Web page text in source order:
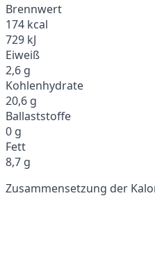
Brennwert
174 kcal
729 kJ
Eiweiß
2,6 g
Kohlenhydrate
20,6 g
Ballaststoffe
0 g
Fett
8,7 g
Zusammensetzung der